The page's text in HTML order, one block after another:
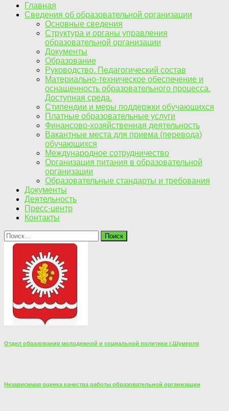
Главная
Сведения об образовательной организации
Основные сведения
Структура и органы управления
образовательной организации
Документы
Образование
Руководство. Педагогический состав
Материально-техническое обеспечение и
оснащенность образовательного процесса.
Доступная среда.
Стипендии и меры поддержки обучающихся
Платные образовательные услуги
Финансово-хозяйственная деятельность
Вакантные места для приема (перевода)
обучающихся
Международное сотрудничество
Организация питания в образовательной
организации
Образовательные стандарты и требования
Документы
Деятельность
Пресс-центр
Контакты
Найти:
Отдел образования молодежной и социальной политики г.Шумерля
Независимая оценка качества работы образовательной организации